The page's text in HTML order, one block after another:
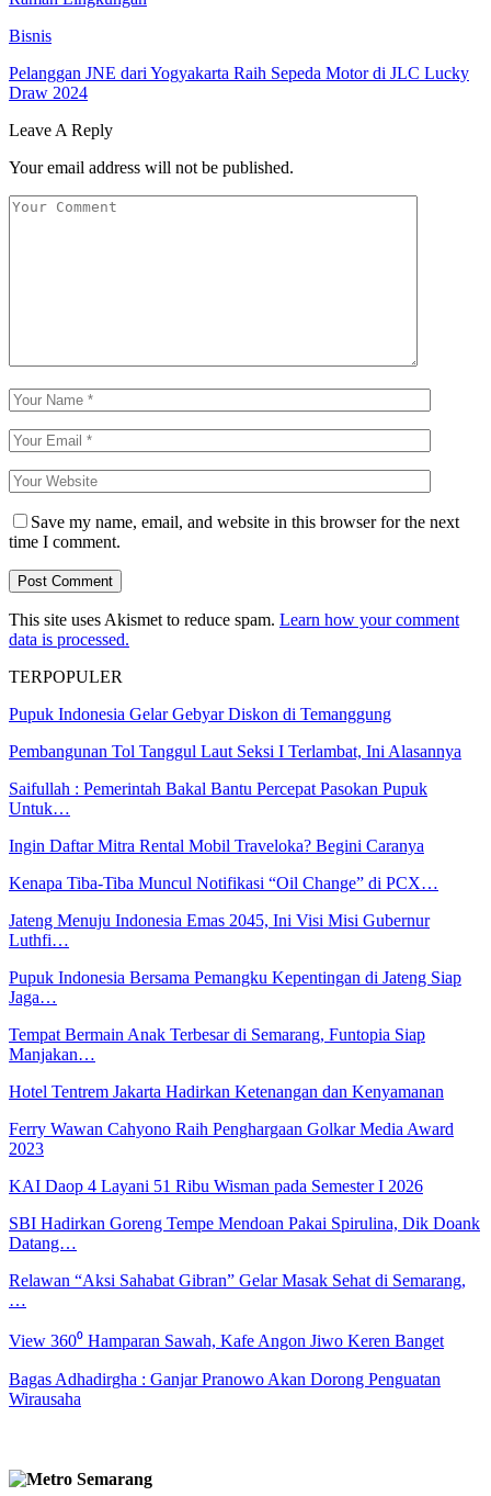
Bisnis
Pelanggan JNE dari Yogyakarta Raih Sepeda Motor di JLC Lucky
Draw 2024
Leave A Reply
Your email address will not be published.
Save my name, email, and website in this browser for the next
time I comment.
This site uses Akismet to reduce spam. Learn how your comment
data is processed.
TERPOPULER
Pupuk Indonesia Gelar Gebyar Diskon di Temanggung
Pembangunan Tol Tanggul Laut Seksi I Terlambat, Ini Alasannya
Saifullah : Pemerintah Bakal Bantu Percepat Pasokan Pupuk
Untuk…
Ingin Daftar Mitra Rental Mobil Traveloka? Begini Caranya
Kenapa Tiba-Tiba Muncul Notifikasi “Oil Change” di PCX…
Jateng Menuju Indonesia Emas 2045, Ini Visi Misi Gubernur
Luthfi…
Pupuk Indonesia Bersama Pemangku Kepentingan di Jateng Siap
Jaga…
Tempat Bermain Anak Terbesar di Semarang, Funtopia Siap
Manjakan…
Hotel Tentrem Jakarta Hadirkan Ketenangan dan Kenyamanan
Ferry Wawan Cahyono Raih Penghargaan Golkar Media Award
2023
KAI Daop 4 Layani 51 Ribu Wisman pada Semester I 2026
SBI Hadirkan Goreng Tempe Mendoan Pakai Spirulina, Dik Doank
Datang…
Relawan “Aksi Sahabat Gibran” Gelar Masak Sehat di Semarang,
…
View 360⁰ Hamparan Sawah, Kafe Angon Jiwo Keren Banget
Bagas Adhadirgha : Ganjar Pranowo Akan Dorong Penguatan
Wirausaha